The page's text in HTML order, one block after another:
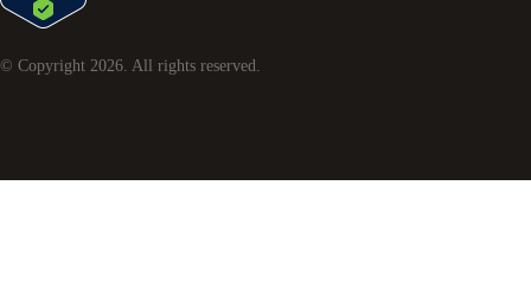
© Copyright 2026 . All rights reserved.